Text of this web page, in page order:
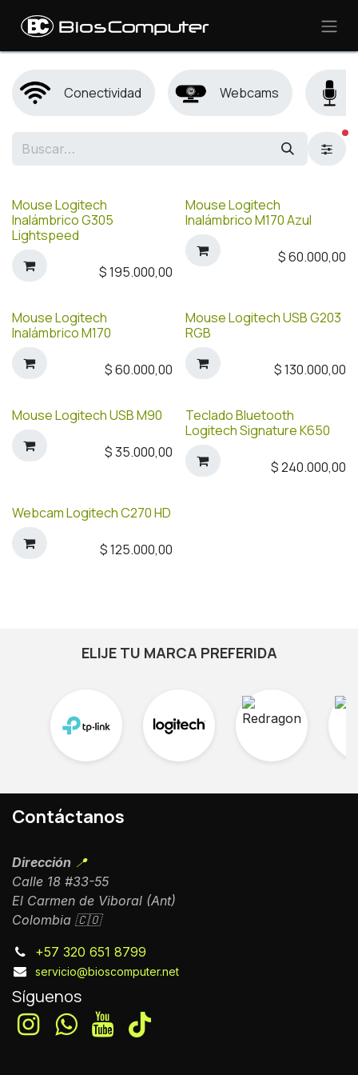
Conectividad Webcams
Mouse Logitech
Inalámbrico G305
Lightspeed
$195.000,00
Mouse Logitech
Inalámbrico M170 Azul
$60.000,00
Mouse Logitech
Inalámbrico M170
$60.000,00
Mouse Logitech USB G203
RGB
$130.000,00
Mouse Logitech USB M90
$35.000,00
Teclado Bluetooth
Logitech Signature K650
$240.000,00
Webcam Logitech C270 HD
$125.000,00
ELIJE TU MARCA PREFERIDA
Contáctanos
Dirección 📍
Calle 18 #33-55
El Carmen de Viboral (Ant)
Colombia 🇨🇴
+57 320 651 8799
servicio@bioscomputer.net
Síguenos